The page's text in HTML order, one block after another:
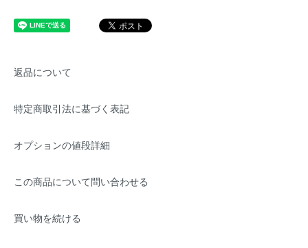
返品について
特定商取引法に基づく表記
オプションの値段詳細
この商品について問い合わせる
買い物を続ける